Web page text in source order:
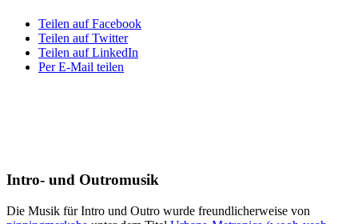
Teilen auf Facebook
Teilen auf Twitter
Teilen auf LinkedIn
Per E-Mail teilen
Intro- und Outromusik
Die Musik für Intro und Outro wurde freundlicherweise von